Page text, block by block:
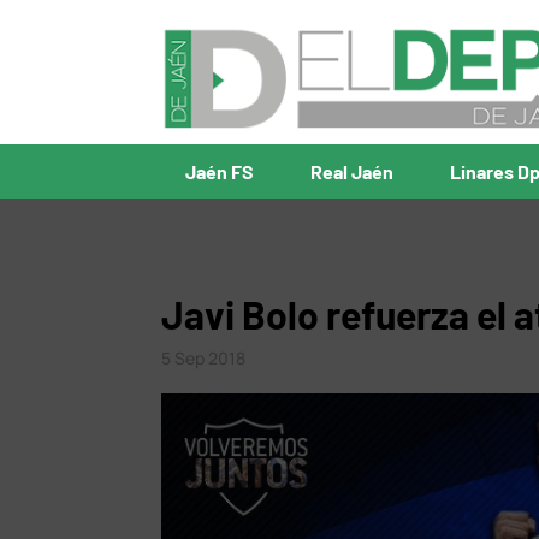
Jaén FS Real Jaén Linares
Javi Bolo refuerza el